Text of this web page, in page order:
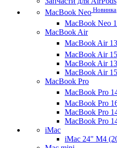
MacBook Neo Новинка
MacBook Neo
MacBook Air
MacBook Air
MacBook Air
MacBook Air
MacBook Air
MacBook Pro
MacBook Pro
MacBook Pro
MacBook Pro
MacBook Pro
iMac
iMac 24" M4